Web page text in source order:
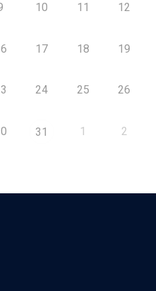
10 11 12
17 18 19
24 25 26
31 1 2